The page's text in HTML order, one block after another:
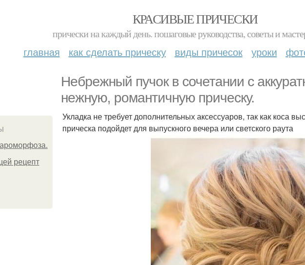
КРАСИВЫЕ ПРИЧЕСКИ
прически на каждый день. пошаговые руководства, советы и
главная как сделать прическу виды причесок уроки
Небрежный пучок в сочетании с
нежную, романтичную прическу.
рецепт
Укладка не требует дополнительных аксессуаров, так как коса
прическа подойдет для выпускного вечера или светского раута